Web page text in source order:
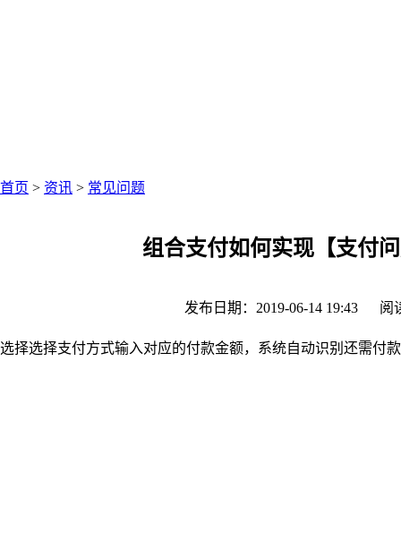
首页 > 资讯 > 常见问题
组合支付如何实现【支付
发布日期：2019-06-14 19:43 阅
选择选择支付方式输入对应的付款金额，系统自动识别还需付